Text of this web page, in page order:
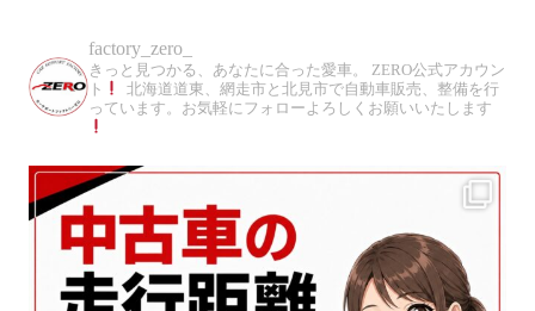
factory_zero_
きっと見つかる、あなたに合った愛車。
ZERO公式アカウン
ト
北海道道東、網走市と北見市で自動車販売、整備を行
っています。お気軽にフォローよろしくお願いいたします